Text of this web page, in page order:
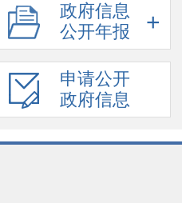
政府信息
公开年报
申请公开
政府信息